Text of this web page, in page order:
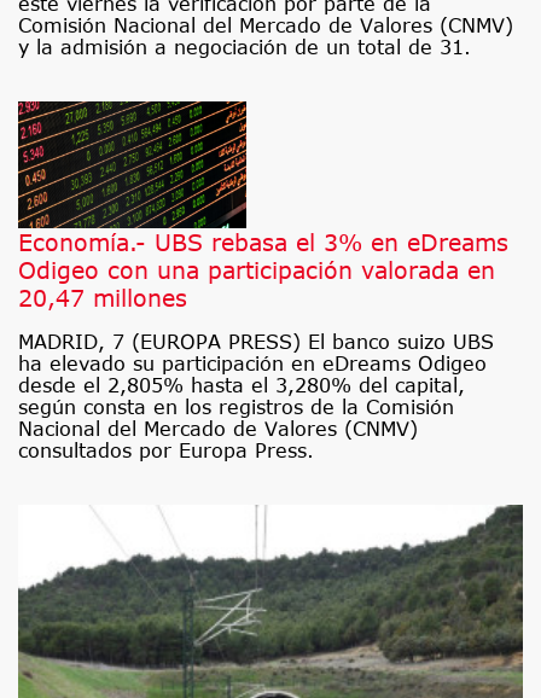
Comisión Nacional del Mercado de Valores (CNMV)
y la admisión a negociación de un total de 31.
Economía.- UBS rebasa el 3% en eDreams
Odigeo con una participación valorada en
20,47 millones
MADRID, 7 (EUROPA PRESS) El banco suizo UBS
ha elevado su participación en eDreams Odigeo
desde el 2,805% hasta el 3,280% del capital,
según consta en los registros de la Comisión
Nacional del Mercado de Valores (CNMV)
consultados por Europa Press.